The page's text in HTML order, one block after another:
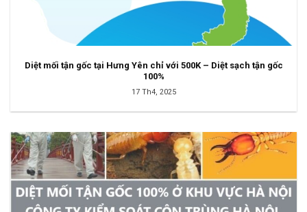
Diệt mối tận gốc tại Hưng Yên chỉ với 500K – Diệt sạch tận gốc
100%
17 Th4, 2025